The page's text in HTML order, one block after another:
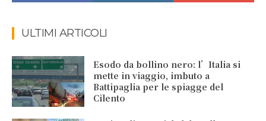
ULTIMI ARTICOLI
Esodo da bollino nero: l’Italia si
mette in viaggio, imbuto a
Battipaglia per le spiagge del
Cilento